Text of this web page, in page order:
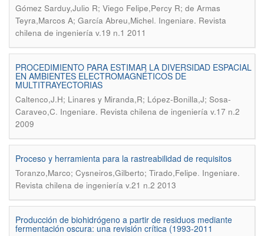
Gómez Sarduy,Julio R; Viego Felipe,Percy R; de Armas
Teyra,Marcos A; García Abreu,Michel. Ingeniare. Revista
chilena de ingeniería v.19 n.1 2011
PROCEDIMIENTO PARA ESTIMAR LA DIVERSIDAD ESPACIAL
EN AMBIENTES ELECTROMAGNÉTICOS DE
MULTITRAYECTORIAS
Caltenco,J.H; Linares y Miranda,R; López-Bonilla,J; Sosa-
Caraveo,C. Ingeniare. Revista chilena de ingeniería v.17 n.2
2009
Proceso y herramienta para la rastreabilidad de requisitos
Toranzo,Marco; Cysneiros,Gilberto; Tirado,Felipe. Ingeniare.
Revista chilena de ingeniería v.21 n.2 2013
Producción de biohidrógeno a partir de residuos mediante
fermentación oscura: una revisión crítica (1993-2011